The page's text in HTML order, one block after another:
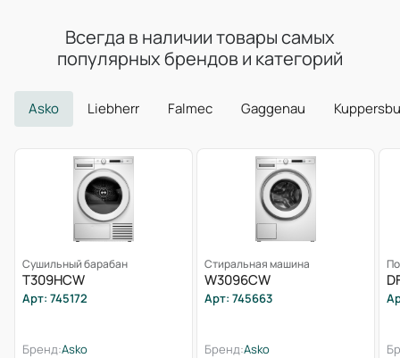
Всегда в наличии товары самых
популярных брендов и категорий
Asko Liebherr Falmec Gaggenau
Сушильный барабан
T309HCW
Арт: 745172
Бренд:Asko
Стиральная машина
W3096CW
Арт: 745663
Бренд:Asko